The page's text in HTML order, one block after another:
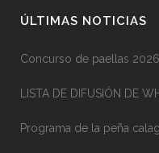
ÚLTIMAS NOTICIAS
Concurso de paellas
LISTA DE DIFUSIÓN DE
Programa de la peña